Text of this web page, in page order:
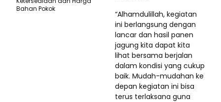
“Alhamdulillah, kegiatan
ini berlangsung dengan
lancar dan hasil panen
jagung kita dapat kita
lihat bersama berjalan
dalam kondisi yang cukup
baik. Mudah-mudahan ke
depan kegiatan ini bisa
terus terlaksana guna
Bahan Pokok